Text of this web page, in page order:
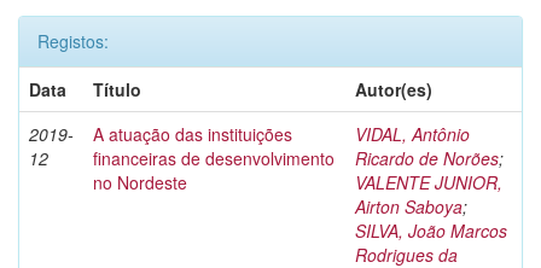
Registos:
Data
Título
Autor(es)
2019-
12
A atuação das instituições
financeiras de desenvolvimento
no Nordeste
VIDAL, Antônio
Ricardo de Norões;
VALENTE JUNIOR,
Airton Saboya;
SILVA, João Marcos
Rodrigues da